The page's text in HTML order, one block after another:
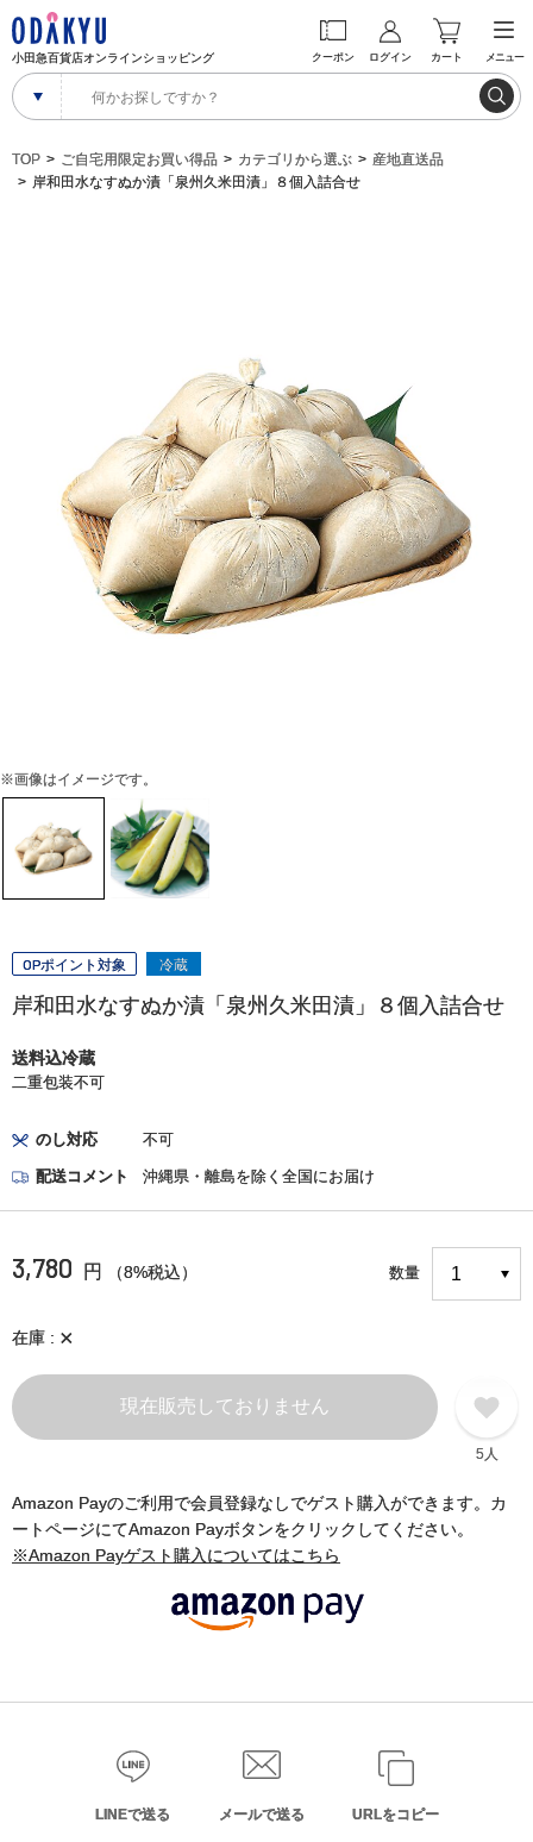
小田急百貨店オンラインショッピング クーポン ログイン カート メニュー
TOP ご自宅用限定お買い得品 カテゴリから選ぶ
産地直送品
岸和田水なすぬか漬「泉州久米田漬」８個入詰合せ
※画像はイメージです。
OPポイント対象 冷蔵
岸和田水なすぬか漬「泉州久米田漬」８個入詰合せ
送料込冷蔵
二重包装不可
のし対応 不可
配送コメント 沖縄県・離島を除く全国にお届け
3,780 円 （8%税込） 数量
在庫 ×
現在販売しておりません
5人
Amazon Payのご利用で会員登録なしでゲスト購入ができます。カ
ートページにてAmazon Payボタンをクリックしてください。
※Amazon Payゲスト購入についてはこちら
LINEで送る メールで送る URLをコピー